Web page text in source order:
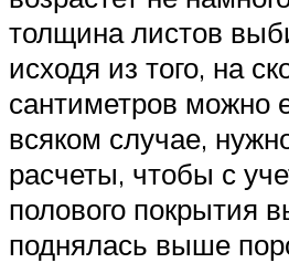
толщина листов
исходя из того, на
сантиметров можно
всяком случае,
расчеты, чтобы с
полового покрытия
поднялась выше